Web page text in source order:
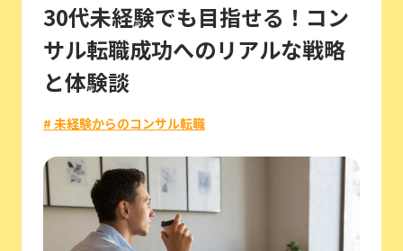
30代未経験でも目指せる！コン
サル転職成功へのリアルな戦略
と体験談
# 未経験からのコンサル転職